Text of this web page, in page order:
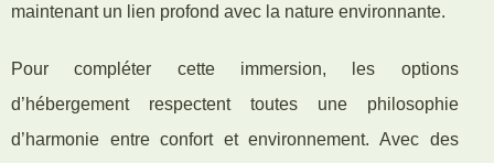
maintenant un lien profond avec la nature environnante.
Pour compléter cette immersion, les options
d’hébergement respectent toutes une philosophie
d’harmonie entre confort et environnement. Avec des